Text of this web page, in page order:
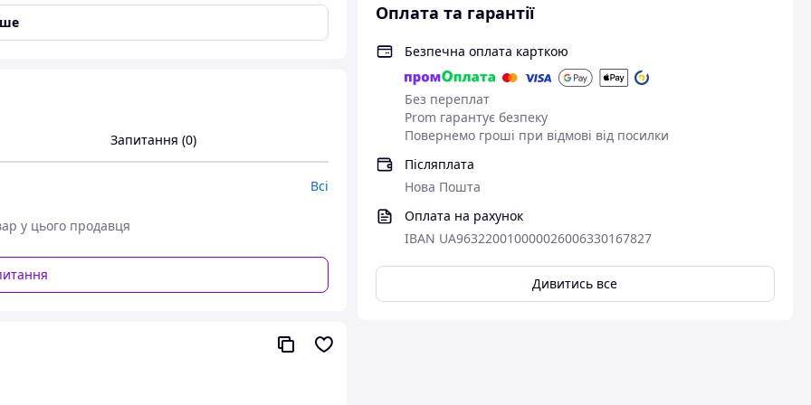
Оплата та гарантії
Безпечна оплата карткою
Без переплат
Prom гарантує безпеку
Повернемо гроші при відмові від посилки
Післяплата
Нова Пошта
Оплата на рахунок
IBAN UA963220010000026006330167827
Дивитись все
інфекціями.
рибки швидко одужують. 1 мл розчину
Запитання (0)
Всі
у цього продавця